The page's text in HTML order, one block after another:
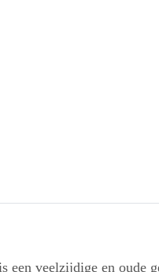
veelzijdige en oude